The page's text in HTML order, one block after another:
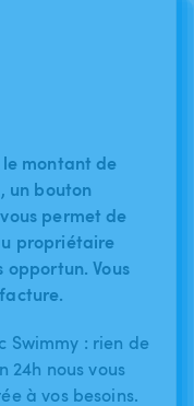
montant de
un bouton
permet de
propriétaire
Vous
Swimmy : rien de
24h nous vous
à vos besoins.